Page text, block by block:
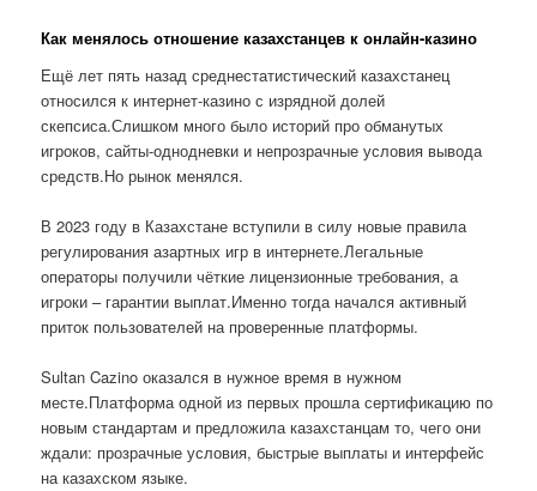
Как менялось отношение казахстанцев к онлайн-казино
Ещё лет пять назад среднестатистический казахстанец
относился к интернет-казино с изрядной долей
скепсиса.Слишком много было историй про обманутых
игроков, сайты-однодневки и непрозрачные условия вывода
средств.Но рынок менялся.
В 2023 году в Казахстане вступили в силу новые правила
регулирования азартных игр в интернете.Легальные
операторы получили чёткие лицензионные требования, а
игроки – гарантии выплат.Именно тогда начался активный
приток пользователей на проверенные платформы.
Sultan Cazino оказался в нужное время в нужном
месте.Платформа одной из первых прошла сертификацию по
новым стандартам и предложила казахстанцам то, чего они
ждали: прозрачные условия, быстрые выплаты и интерфейс
на казахском языке.